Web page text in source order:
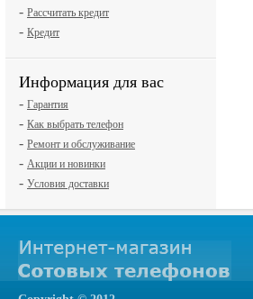
- Рассчитать кредит
- Кредит
Информация для вас
- Гарантия
- Как выбрать телефон
- Ремонт и обслуживание
- Акции и новинки
- Условия доставки